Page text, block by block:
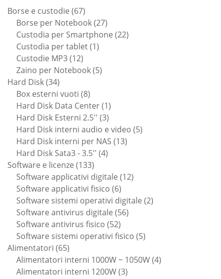
Borse e custodie 6767
prodotti
Borse per Notebook 2727
prodotti
Custodia per Smartphone 2222
Custodia per tablet 11
Custodie MP3 1212
prodotti
Zaino per Notebook 55
Hard Disk 3434
prodotti
Box esterni vuoti 88
prodotti
Hard Disk Data Center 11
prodotto
Hard Disk Esterni 2.5'' 33
prodotti
Hard Disk interni audio e video 55
Hard Disk interni per NAS 1313
Hard Disk Sata3 - 3.5'' 44
Software e licenze 133133
prodotti
Software applicativi digitale 1212
Software applicativi fisico 66
prodotti
Software sistemi operativi digitale 22
Software antivirus digitale 5656
Software antivirus fisico 5252
prodotti
Software sistemi operativi fisico 55
Alimentatori 6565
prodotti
Alimentatori interni 1000W ~ 1050W 44
Alimentatori interni 1200W 33